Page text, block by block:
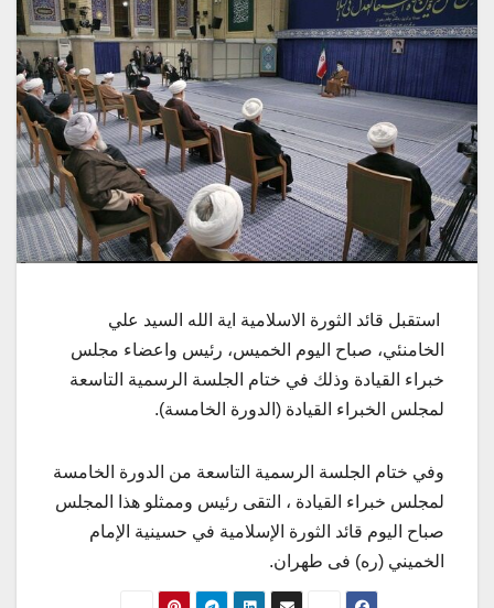
استقبل قائد الثورة الاسلامية اية الله السيد علي
الخامنئي، صباح اليوم الخميس، رئيس واعضاء مجلس
خبراء القيادة وذلك في ختام الجلسة الرسمية التاسعة
لمجلس الخبراء القيادة (الدورة الخامسة).
وفي ختام الجلسة الرسمية التاسعة من الدورة الخامسة
لمجلس خبراء القيادة ، التقى رئيس وممثلو هذا المجلس
صباح اليوم قائد الثورة الإسلامية في حسينية الإمام
الخميني (ره) فی طهران.